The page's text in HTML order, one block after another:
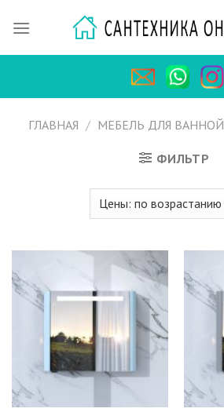
ГЛАВНАЯ / МЕБЕЛЬ ДЛЯ ВАННОЙ
ФИЛЬТР